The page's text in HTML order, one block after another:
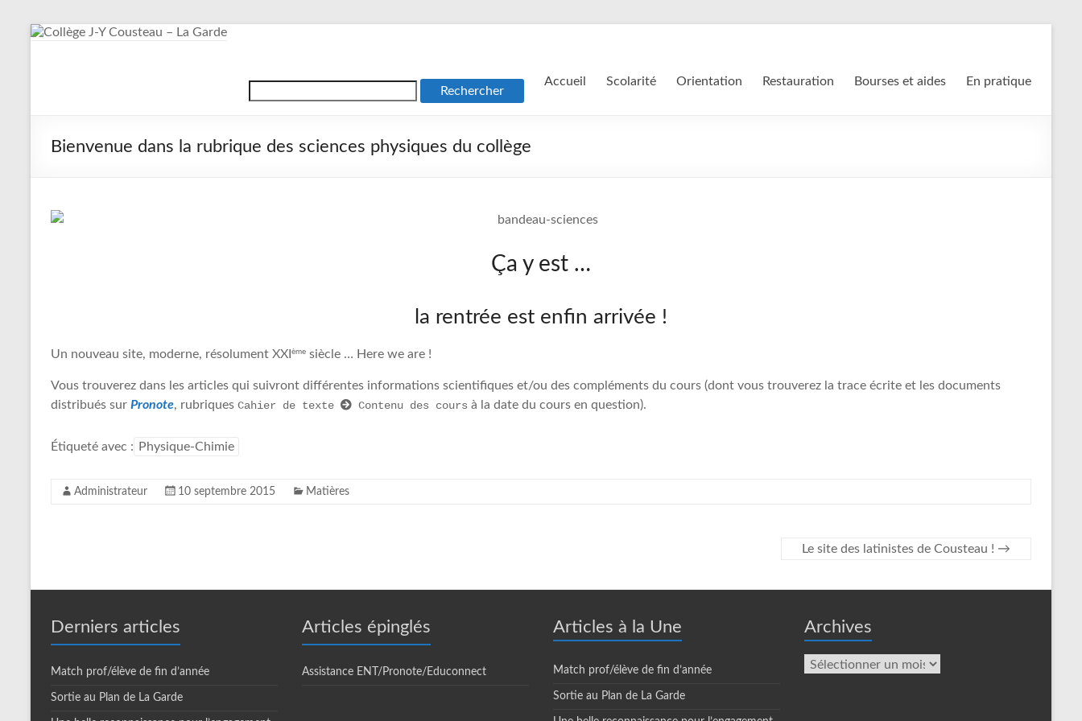
Aller
Y
La
Accueil Scolarité Orientation Restauration Bourses et aides En pratique
Bienvenue dans la rubrique des sciences physiques du collège
Ça y est …
la rentrée est enfin arrivée !
Un nouveau site, moderne, résolument XXI ème siècle … Here we are !
Vous trouverez dans les articles qui suivront différentes informations scientifiques et/ou des compléments du cours (dont vous trouverez la trace écrite et les documents
distribués sur Pronote, rubriques Cahier de texte Contenu des cours à la date du cours en question).
Étiqueté avec : Physique-Chimie
Administrateur 10 septembre 2015 Matières
Le site des latinistes de Cousteau ! →
Derniers articles
Match prof/élève de fin d’année
Sortie au Plan de La Garde
Articles épinglés
Assistance ENT/Pronote/Educonnect
Articles à la Une
Match prof/élève de fin d’année
Sortie au Plan de La Garde
Archives
Archives